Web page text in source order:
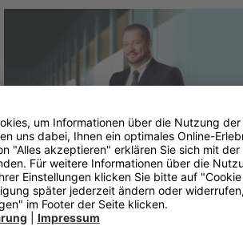
Ihre Agentur
Timm Hammer